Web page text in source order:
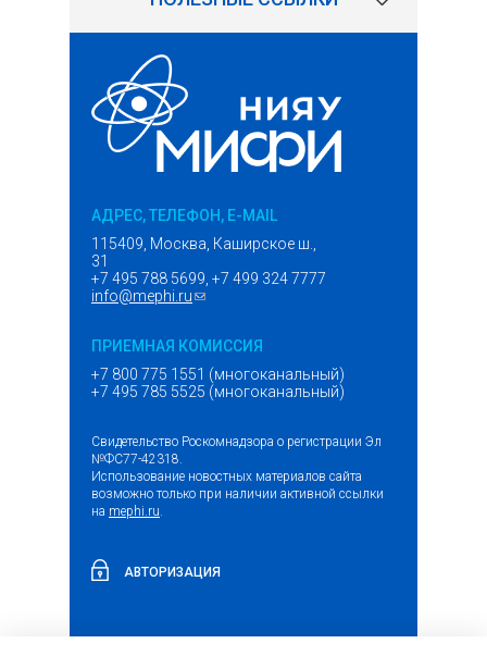
АДРЕС, ТЕЛЕФОН, E-MAIL
115409, Москва, Каширское ш.,
31
+7 495 788 5699, +7 499 324 7777
info@mephi.ru(ссылка для отправки email)
ПРИЕМНАЯ КОМИССИЯ
+7 800 775 1551 (многоканальный)
+7 495 785 5525 (многоканальный)
Свидетельство Роскомнадзора о регистрации Эл
№ФС77-42318.
Использование новостных материалов сайта
возможно только при наличии активной ссылки
на mephi.ru.
АВТОРИЗАЦИЯ